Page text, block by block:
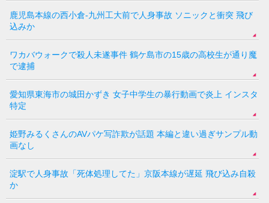
鹿児島本線の西小倉-九州工大前で人身事故 ソニックと衝突 飛び
込みか
ワカバウォークで殺人未遂事件 鶴ケ島市の15歳の高校生が通り魔
で逮捕
愛知県東海市の城田かずき 女子中学生の暴行動画で炎上 インスタ
特定
姫野みるくさんのAVパケ写詐欺が話題 本編と違い過ぎサンプル動
画なし
淀駅で人身事故「死体処理してた」京阪本線が遅延 飛び込み自殺
か